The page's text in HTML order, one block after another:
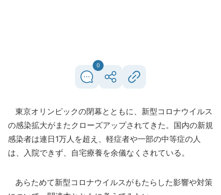
0
東京オリンピックの閉幕とともに、新型コロナウイルス
の感染拡大がまたクローズアップされてきた。国内の新規
感染者は連日1万人を超え、軽症者や一部の中等症の人
は、入院できず、自宅療養を余儀なくされている。
あらためて新型コロナウイルスがもたらした影響や対策